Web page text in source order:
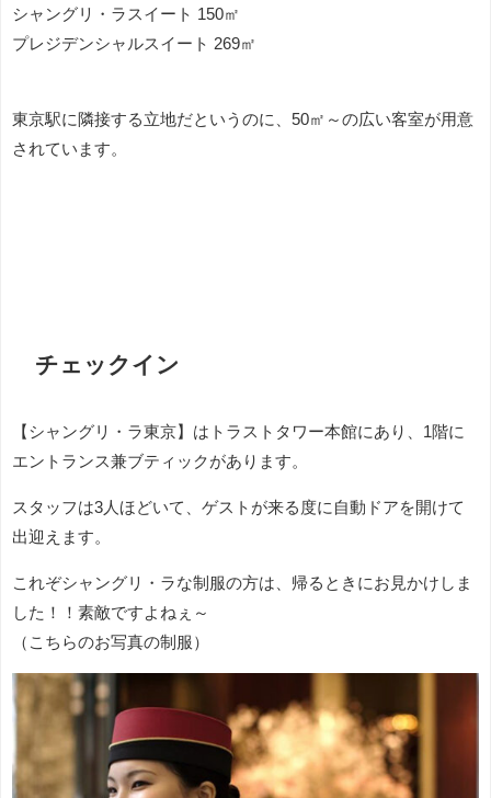
シャングリ・ラスイート 150㎡
プレジデンシャルスイート 269㎡
東京駅に隣接する立地だというのに、50㎡～の広い客室が用意
されています。
チェックイン
【シャングリ・ラ東京】はトラストタワー本館にあり、1階に
エントランス兼ブティックがあります。
スタッフは3人ほどいて、ゲストが来る度に自動ドアを開けて
出迎えます。
これぞシャングリ・ラな制服の方は、帰るときにお見かけしま
した！！素敵ですよねぇ～
（こちらのお写真の制服）